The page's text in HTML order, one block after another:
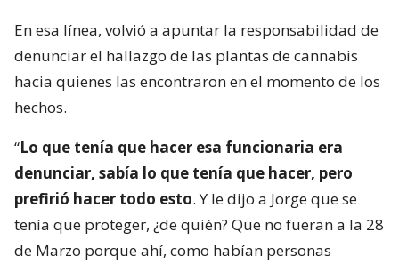
En esa línea, volvió a apuntar la responsabilidad de
denunciar el hallazgo de las plantas de cannabis
hacia quienes las encontraron en el momento de los
hechos.
“Lo que tenía que hacer esa funcionaria era
denunciar, sabía lo que tenía que hacer, pero
prefirió hacer todo esto. Y le dijo a Jorge que se
tenía que proteger, ¿de quién? Que no fueran a la 28
de Marzo porque ahí, como habían personas